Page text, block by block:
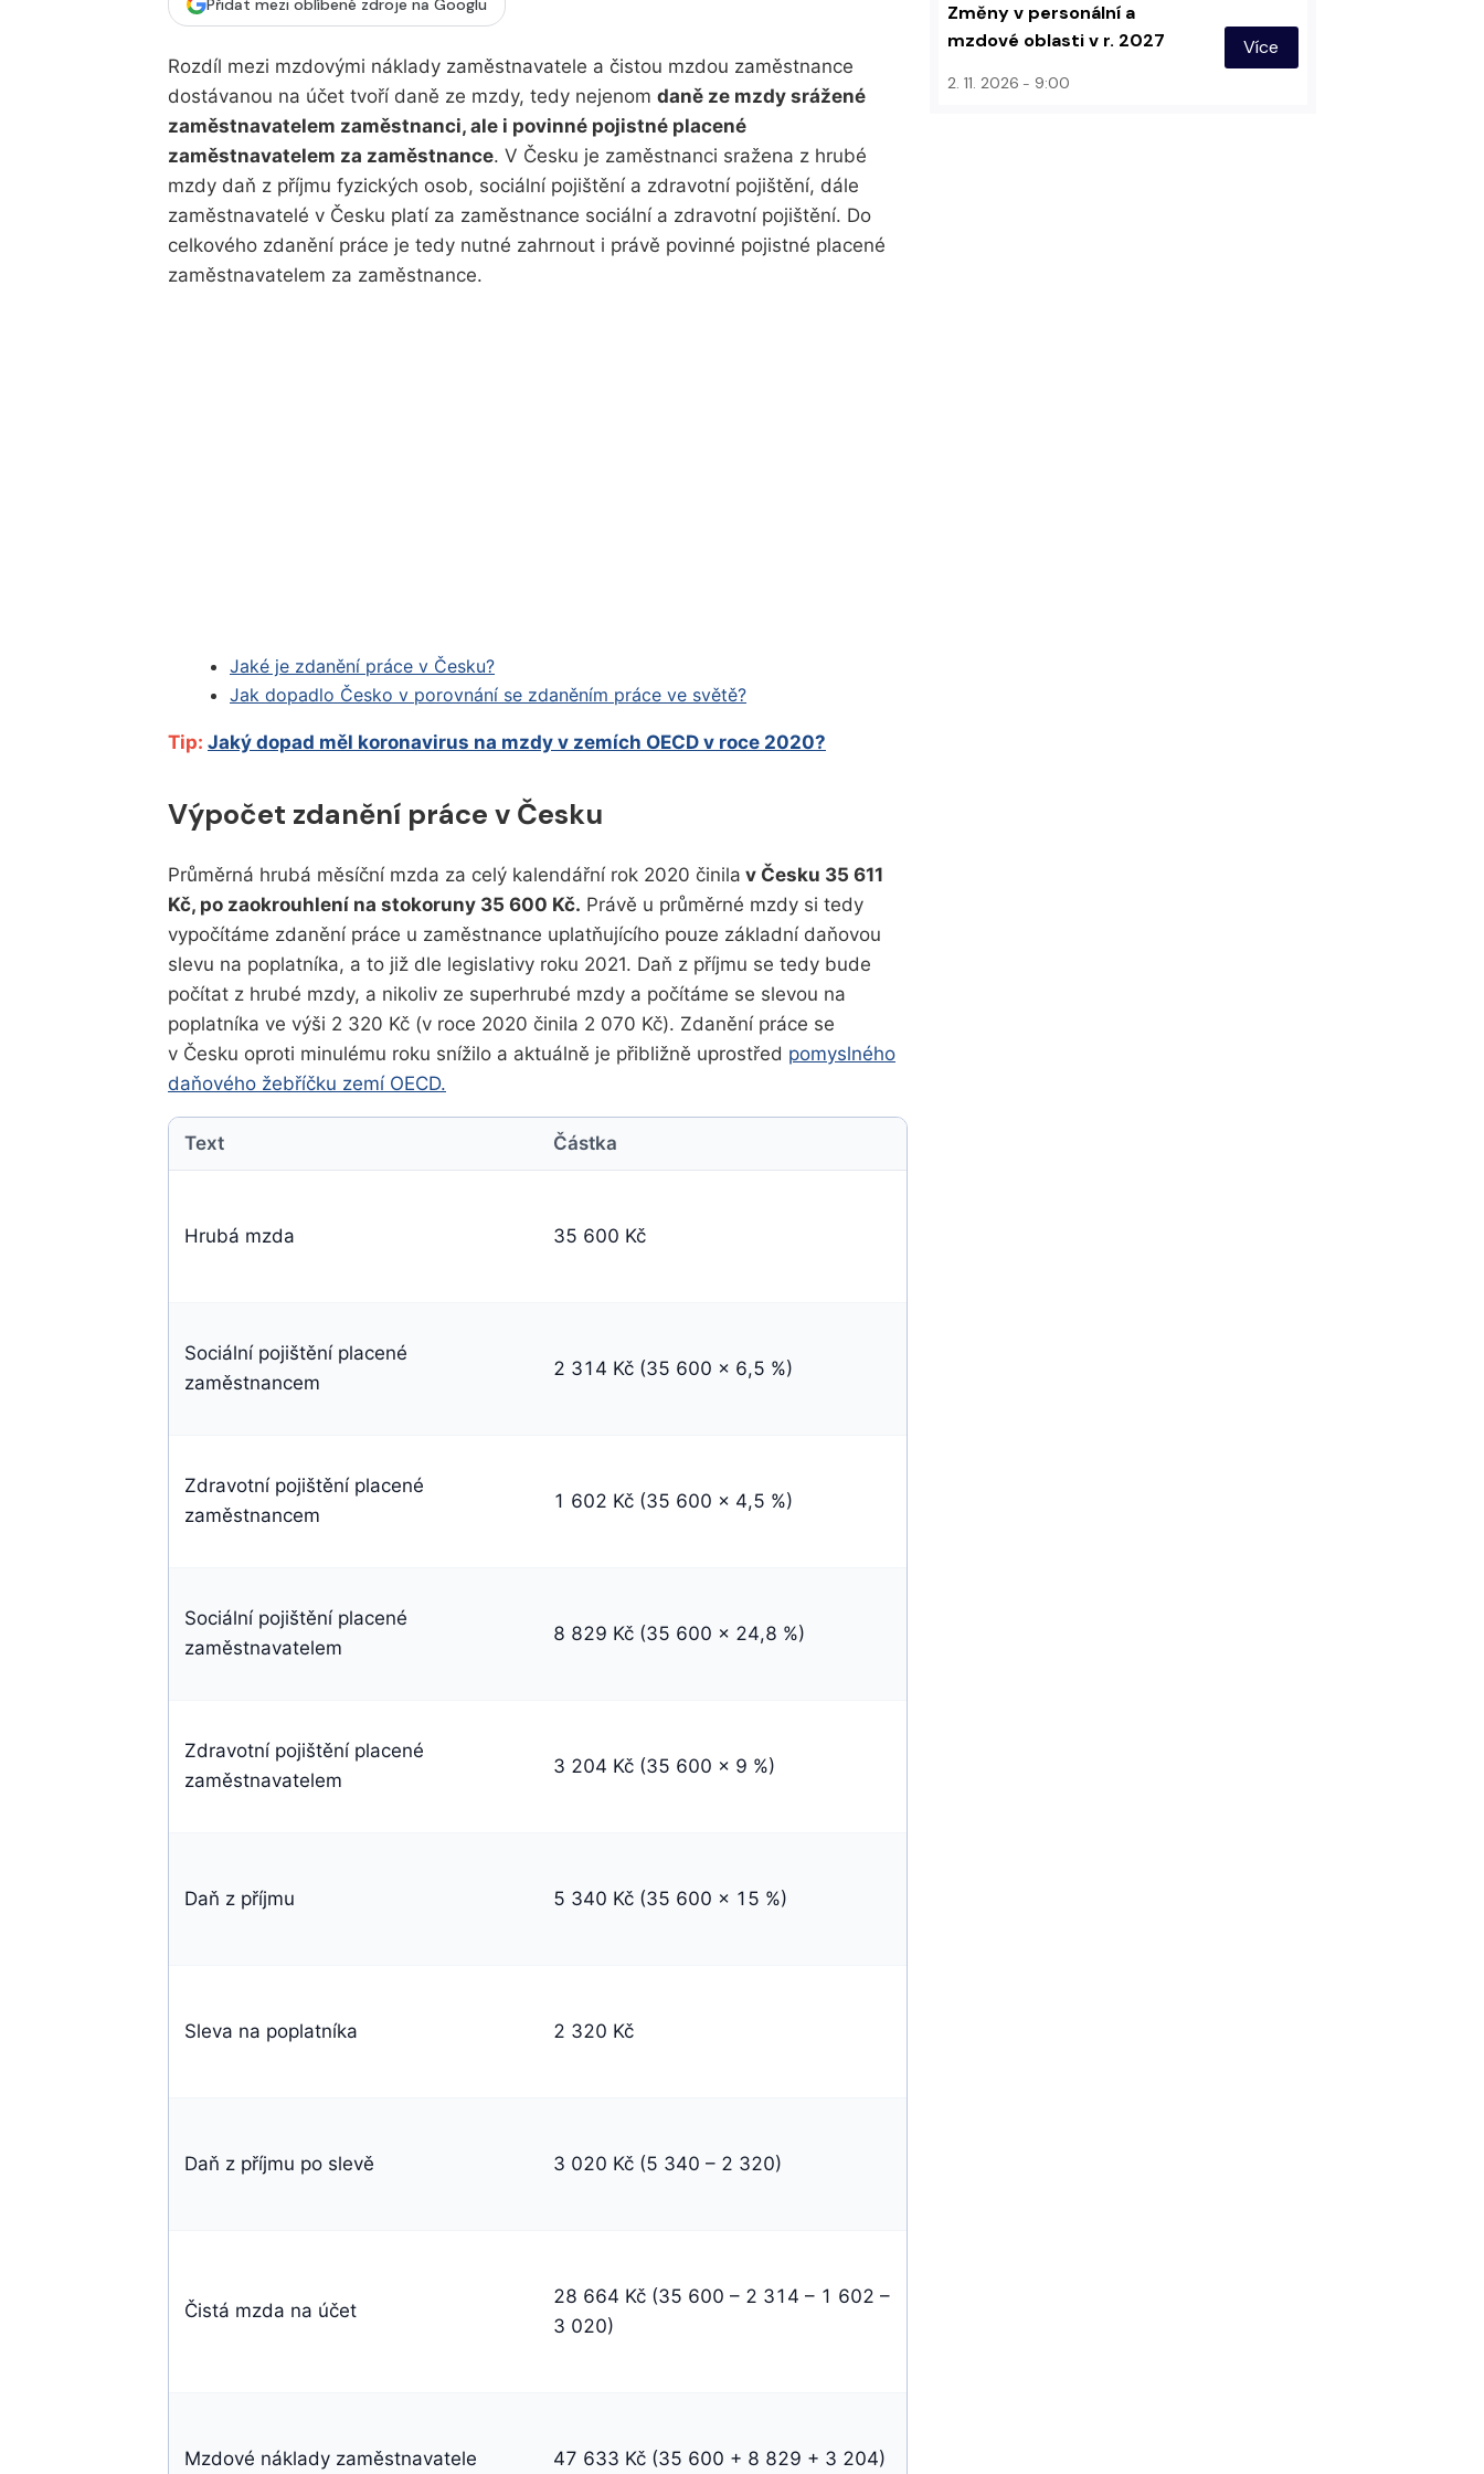
Přidat mezi oblíbené zdroje na Googlu
Rozdíl mezi mzdovými náklady zaměstnavatele a čistou mzdou zaměstnance
dostávanou na účet tvoří daně ze mzdy, tedy nejenom daně ze mzdy srážené
zaměstnavatelem zaměstnanci, ale i povinné pojistné placené
zaměstnavatelem za zaměstnance. V Česku je zaměstnanci sražena z hrubé
mzdy daň z příjmu fyzických osob, sociální pojištění a zdravotní pojištění, dále
zaměstnavatelé v Česku platí za zaměstnance sociální a zdravotní pojištění. Do
celkového zdanění práce je tedy nutné zahrnout i právě povinné pojistné placené
zaměstnavatelem za zaměstnance.
Jaké je zdanění práce v Česku?
Jak dopadlo Česko v porovnání se zdaněním práce ve světě?
Tip: Jaký dopad měl koronavirus na mzdy v zemích OECD v roce 2020?
Výpočet zdanění práce v Česku
Průměrná hrubá měsíční mzda za celý kalendářní rok 2020 činila v Česku 35 611
Kč, po zaokrouhlení na stokoruny 35 600 Kč. Právě u průměrné mzdy si tedy
vypočítáme zdanění práce u zaměstnance uplatňujícího pouze základní daňovou
slevu na poplatníka, a to již dle legislativy roku 2021. Daň z příjmu se tedy bude
počítat z hrubé mzdy, a nikoliv ze superhrubé mzdy a počítáme se slevou na
poplatníka ve výši 2 320 Kč (v roce 2020 činila 2 070 Kč). Zdanění práce se
v Česku oproti minulému roku snížilo a aktuálně je přibližně uprostřed pomyslného
daňového žebříčku zemí OECD.
Text Částka
Hrubá mzda 35 600 Kč
Sociální pojištění placené
zaměstnancem
2 314 Kč (35 600 x 6,5 %)
Zdravotní pojištění placené
zaměstnancem
1 602 Kč (35 600 x 4,5 %)
Sociální pojištění placené
zaměstnavatelem
8 829 Kč (35 600 x 24,8 %)
Zdravotní pojištění placené
zaměstnavatelem
3 204 Kč (35 600 x 9 %)
Daň z příjmu 5 340 Kč (35 600 x 15 %)
Sleva na poplatníka 2 320 Kč
Daň z příjmu po slevě 3 020 Kč (5 340 – 2 320)
Čistá mzda na účet
28 664 Kč (35 600 – 2 314 – 1 602 –
3 020)
Mzdové náklady zaměstnavatele 47 633 Kč (35 600 + 8 829 + 3 204)
Změny v personální a
mzdové oblasti v r. 2027
2. 11. 2026 9:00
Více